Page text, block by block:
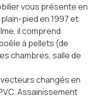
vous présente en
pied en 1997 et
il comprend:
à pellets (de
chambres, salle de
changés en
Assainissement